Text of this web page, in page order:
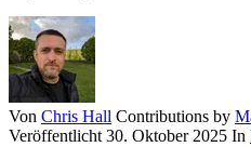
Von Chris Hall Contributions by
Veröffentlicht 30. Oktober 2025 In